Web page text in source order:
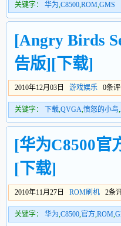
关键字： 华为,C8500,ROM,GMS
[Angry Birds
告版][下载]
2010年12月03日 游戏娱乐 0条
关键字： 下载,QVGA,愤怒的小鸟,
[华为C8500官
[下载]
2010年11月27日 ROM刷机 2条
关键字： 华为,C8500,官方,ROM,